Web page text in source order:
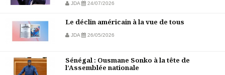
JDA 24/07/2026
Le déclin américain à la vue de tous
JDA 26/05/2026
Sénégal : Ousmane Sonko à la tête de
l’Assemblée nationale